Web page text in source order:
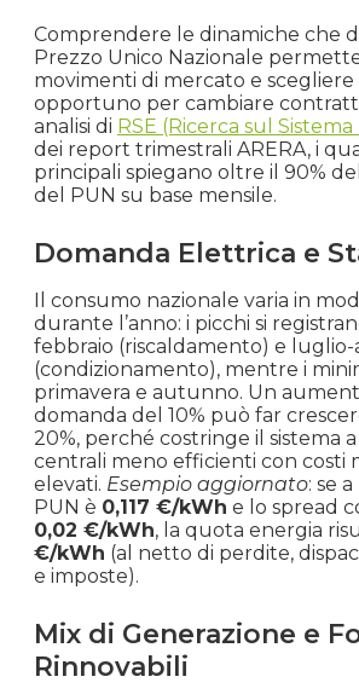
Maggio
2024
€ 0.095 €
Aprile
2024
€ 0.087 €
Marzo
Febbraio
2024
€ 0.088 €
Gennaio
2024
€ 0.099 €
Dicembre
2023
€ 0.115 €
Novembre
2023
Ottobre
2023
Comprendere le dinamiche che
Prezzo Unico Nazionale
movimenti di mercato e
opportuno per cambiare
analisi di RSE (Ricerca sul
dei report trimestrali ARERA, i
principali spiegano oltre il 90%
del PUN su base mensile.
Domanda Elettrica e
Il consumo nazionale varia in
durante l’anno: i picchi si
febbraio (riscaldamento) e luglio-
(condizionamento), mentre i
primavera e autunno. Un
domanda del 10% può far
20%, perché costringe il sistema
centrali meno efficienti con costi
elevati. Esempio aggiornato: se a
PUN è 0,117 €/kWh e lo spread
0,02 €/kWh, la quota energia
€/kWh (al netto di perdite,
e imposte).
Mix di Generazione e
Rinnovabili